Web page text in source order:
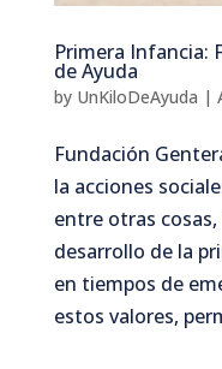
Primera Infancia:
de Ayuda
by UnKiloDeAyuda |
Fundación
la acciones
entre otras
desarrollo de la
en tiempos de
estos valores,